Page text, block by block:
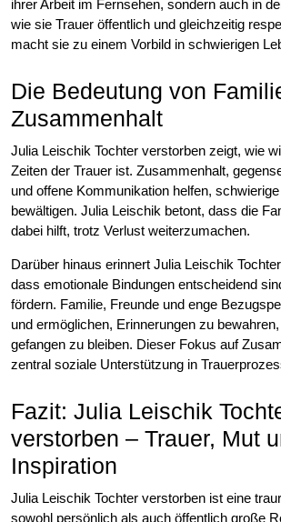
ihrer Arbeit im Fernsehen, sondern auch in
wie sie Trauer öffentlich und gleichzeitig
macht sie zu einem Vorbild in schwierigen
Die Bedeutung von
Zusammenhalt
Julia Leischik Tochter verstorben zeigt, wie
Zeiten der Trauer ist. Zusammenhalt,
und offene Kommunikation helfen,
bewältigen. Julia Leischik betont, dass die
dabei hilft, trotz Verlust weiterzumachen.
Darüber hinaus erinnert Julia Leischik
dass emotionale Bindungen entscheidend
fördern. Familie, Freunde und enge
und ermöglichen, Erinnerungen zu
gefangen zu bleiben. Dieser Fokus auf
zentral soziale Unterstützung in
Fazit: Julia Leischik
verstorben – Trauer, Mut
Inspiration
Julia Leischik Tochter verstorben ist eine
sowohl persönlich als auch öffentlich große